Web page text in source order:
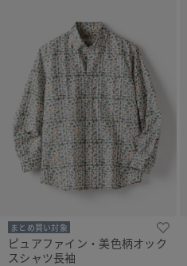
まとめ買い対象
ピュアファイン・美色柄オック
スシャツ長袖